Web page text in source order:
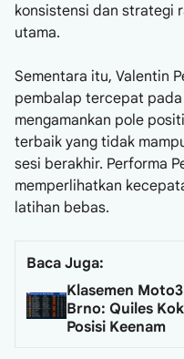
konsistensi dan strategi
utama.
Sementara itu, Valentin
pembalap tercepat
mengamankan pole
terbaik yang tidak
sesi berakhir. Performa
memperlihatkan
latihan bebas.
Baca Juga:
Klasemen
Brno: Quiles
Posisi Keenam